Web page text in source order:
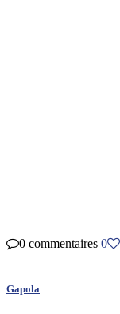
0 commentaires 0
Gapola